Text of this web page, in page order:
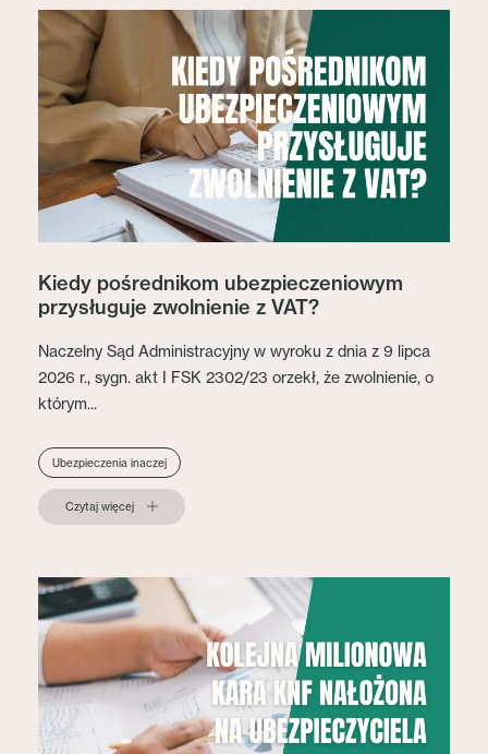
Kiedy pośrednikom ubezpieczeniowym
przysługuje zwolnienie z VAT?
Naczelny Sąd Administracyjny w wyroku z dnia z 9 lipca
2026 r., sygn. akt I FSK 2302/23 orzekł, że zwolnienie, o
którym...
Ubezpieczenia inaczej
Czytaj więcej